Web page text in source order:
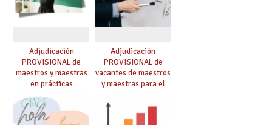
Adjudicación
PROVISIONAL de
maestros y maestras
en prácticas
Adjudicación
PROVISIONAL de
vacantes de maestros
y maestras para el